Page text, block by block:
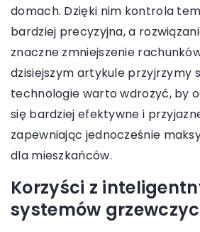
domach. Dzięki nim kontrola
bardziej precyzyjna, a
znaczne zmniejszenie
dzisiejszym artykule przyjrzymy
technologie warto wdrożyć, by
się bardziej efektywne i
zapewniając jednocześnie
dla mieszkańców.
Korzyści z
systemów